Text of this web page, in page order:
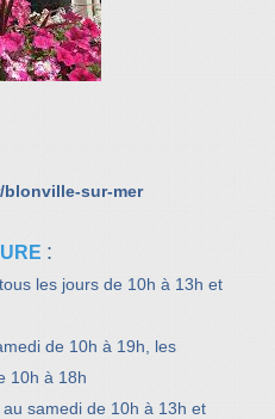
sur-mer
:
les jours de 10h à 13h et
de 10h à 19h, les
10h à 18h
au samedi de 10h à 13h et